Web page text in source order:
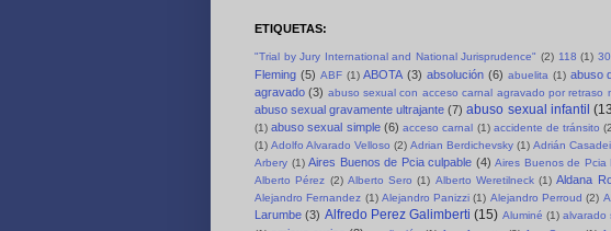
ETIQUETAS:
"Trial by Jury International and National Jurisprudence" (2) 118 (1)
Fleming (5) ABF (1) ABOTA (3) absolución (6) abuelita (1) abuso
agravado (3) abuso sexual con acceso carnal agravado por retraso
abuso sexual gravamente ultrajante (7) abuso sexual infantil
(1) abuso sexual simple (6) acceso carnal (1) accidente de tránsito
(1) Adolfo Alvarado Velloso (2) Adrian Berdichevsky (1) Adrián Casadei
Arbery (1) Aires Buenos de Pcia culpable (4) Aires Buenos de Pcia
Alberto Pérez (2) Alberto Sero (1) Alberto Weretilneck (1) Aldana
Alejandro Fernandez (1) Alejandro Panizzi (1) Alejandro Perroud (2)
Larumbe (3) Alfredo Perez Galimberti (15) Aluminé (1) alvarado